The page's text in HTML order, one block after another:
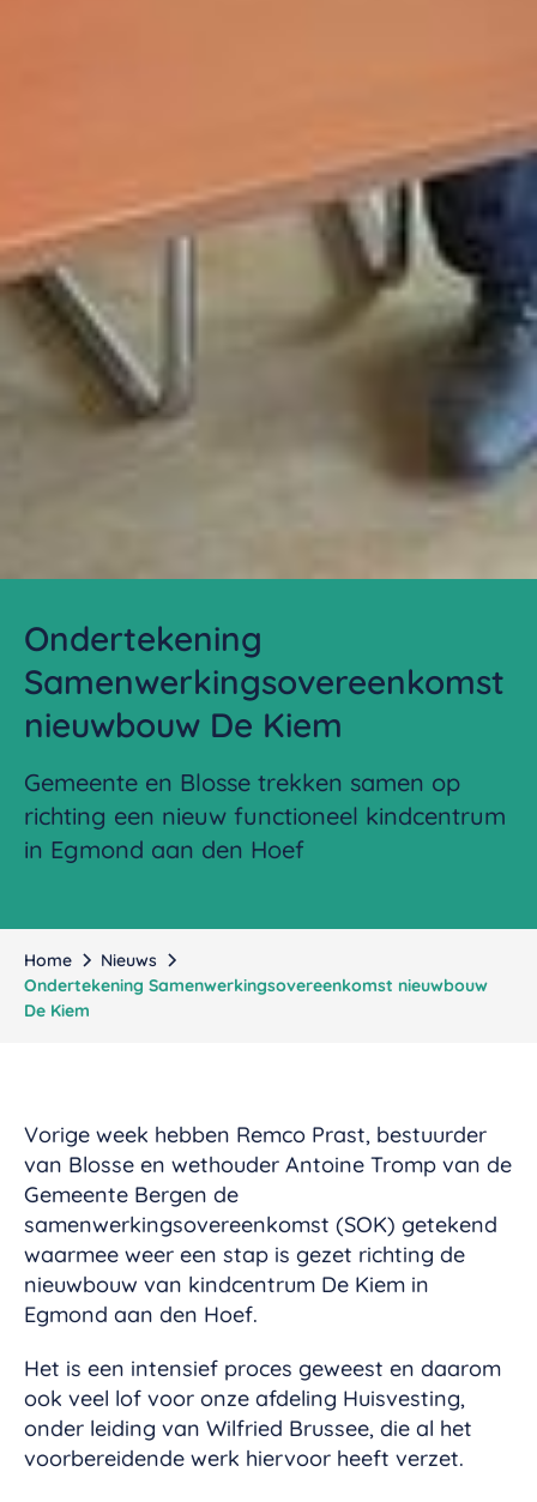
Ondertekening
Samenwerkingsovereenkomst
nieuwbouw De Kiem
Gemeente en Blosse trekken samen op
richting een nieuw functioneel kindcentrum
in Egmond aan den Hoef
Home
Nieuws
Ondertekening Samenwerkingsovereenkomst nieuwbouw
De Kiem
Vorige week hebben Remco Prast, bestuurder
van Blosse en wethouder Antoine Tromp van de
Gemeente Bergen de
samenwerkingsovereenkomst (SOK) getekend
waarmee weer een stap is gezet richting de
nieuwbouw van kindcentrum De Kiem in
Egmond aan den Hoef.
Het is een intensief proces geweest en daarom
ook veel lof voor onze afdeling Huisvesting,
onder leiding van Wilfried Brussee, die al het
voorbereidende werk hiervoor heeft verzet.